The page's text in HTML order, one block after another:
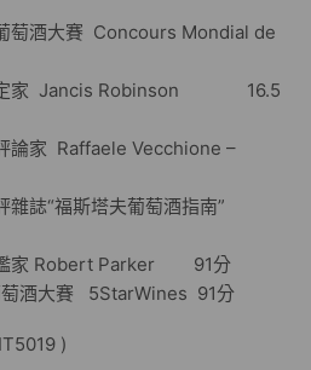
大賽 Concours Mondial de
Jancis Robinson 16.5
Raffaele Vecchione –
福斯塔夫葡萄酒指南”
Robert Parker 91分
賽 5StarWines 91分
)